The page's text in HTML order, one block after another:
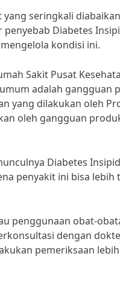
seringkali
Diabetes
kondisi ini.
Sakit Pusat
adalah gangguan
yang dilakukan oleh
oleh gangguan
Diabetes
penyakit ini bisa lebih
penggunaan obat-
dengan
pemeriksaan